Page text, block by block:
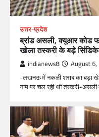
उत्तर-प्रदेश
ब्रांड असली, क्यूआर कोड
खोला तस्करी के बड़े
indianews8 August 6,
-लखनऊ में नकली शराब का बड़ा
नाम पर चल रही थी तस्करी-